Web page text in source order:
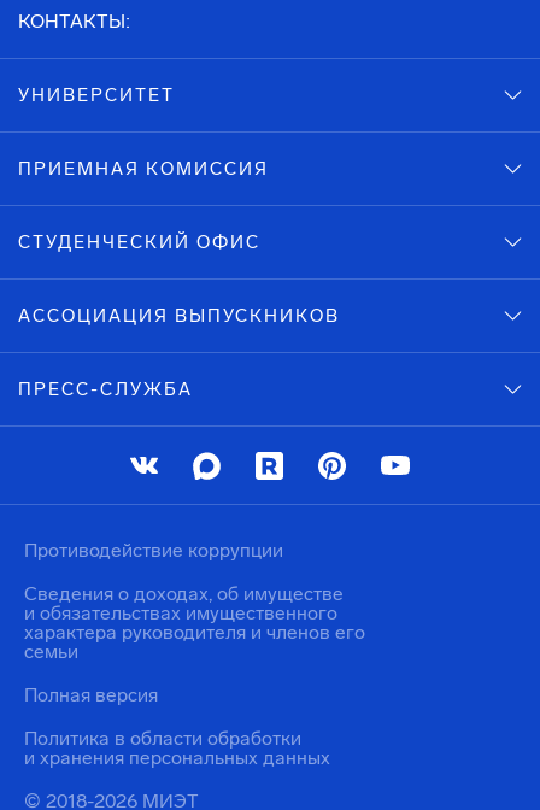
КОНТАКТЫ:
УНИВЕРСИТЕТ
ПРИЕМНАЯ КОМИССИЯ
СТУДЕНЧЕСКИЙ ОФИС
АССОЦИАЦИЯ ВЫПУСКНИКОВ
ПРЕСС-СЛУЖБА
© 2018-2026 МИЭТ
Политика в области обработки
и хранения персональных данных
Противодействие коррупции
Сведения о доходах, об имуществе
и обязательствах имущественного
характера руководителя и членов его
семьи
Полная версия